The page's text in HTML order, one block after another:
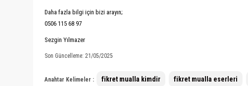
Daha fazla bilgi için bizi arayın;
0506 115 68 97
Sezgin Yılmazer
Son Güncelleme: 21/05/2025
Anahtar Kelimeler : fikret mualla kimdir fikret mualla eserleri